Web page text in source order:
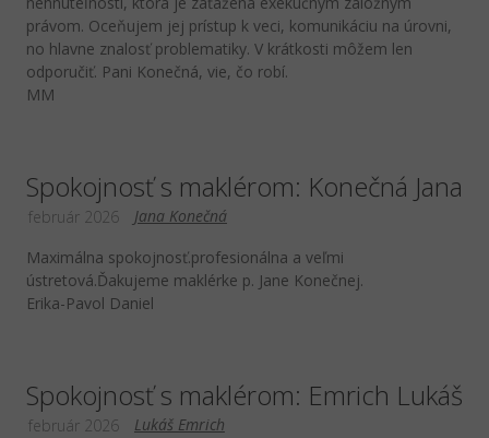
právom. Oceňujem jej prístup k veci, komunikáciu na úrovni,
no hlavne znalosť problematiky. V krátkosti môžem len
odporučiť. Pani Konečná, vie, čo robí.
MM
Spokojnosť s maklérom: Konečná Jana
Jana Konečná
február 2026
Maximálna spokojnosť.profesionálna a veľmi
ústretová.Ďakujeme maklérke p. Jane Konečnej.
Erika-Pavol Daniel
Spokojnosť s maklérom: Emrich Lukáš
Lukáš Emrich
február 2026